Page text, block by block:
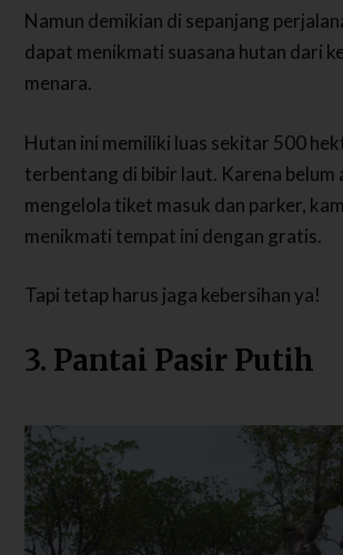
Namun demikian di sepanjang
dapat menikmati suasana hutan dari
menara.
Hutan ini memiliki luas sekitar 500
terbentang di bibir laut. Karena belum
mengelola tiket masuk dan parker,
menikmati tempat ini dengan gratis.
Tapi tetap harus jaga kebersihan ya!
3. Pantai Pasir Putih